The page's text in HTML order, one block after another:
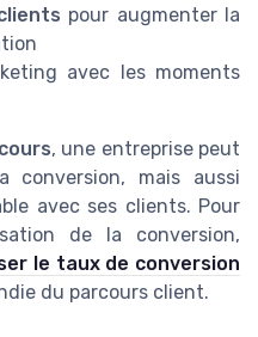
pour augmenter la
avec les moments
, une entreprise peut
conversion, mais aussi
avec ses clients. Pour
de la conversion,
le taux de conversion
du parcours client.